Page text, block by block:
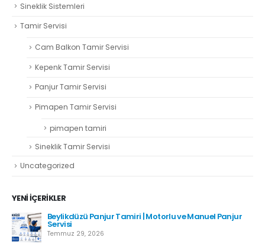
Sineklik Sistemleri
Tamir Servisi
Cam Balkon Tamir Servisi
Kepenk Tamir Servisi
Panjur Tamir Servisi
Pimapen Tamir Servisi
pimapen tamiri
Sineklik Tamir Servisi
Uncategorized
YENI İÇERIKLER
Beylikdüzü Panjur Tamiri | Motorlu ve Manuel Panjur
Servisi
Temmuz 29, 2026